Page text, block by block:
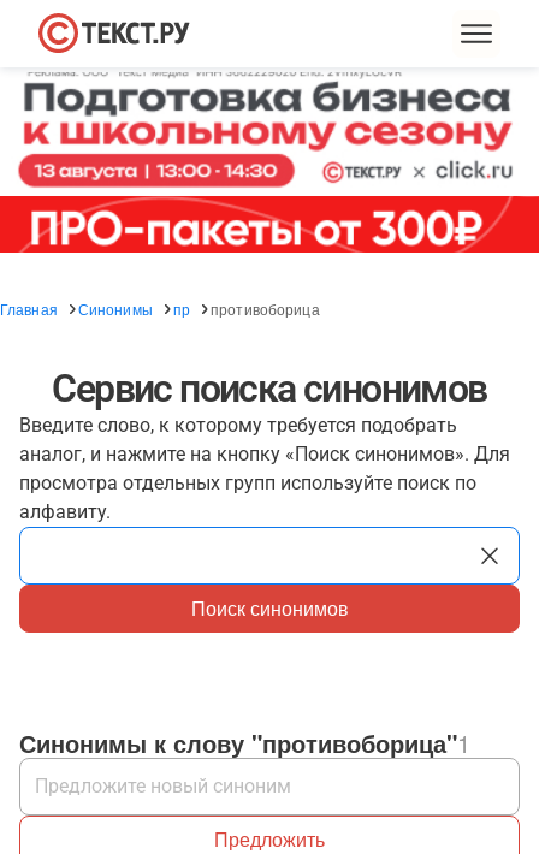
Главная Синонимы пр противоборица
Сервис поиска синонимов
Введите слово, к которому требуется подобрать
аналог, и нажмите на кнопку «Поиск синонимов». Для
просмотра отдельных групп используйте поиск по
алфавиту.
Поиск синонимов
Синонимы к слову "противоборица"1
Предложить